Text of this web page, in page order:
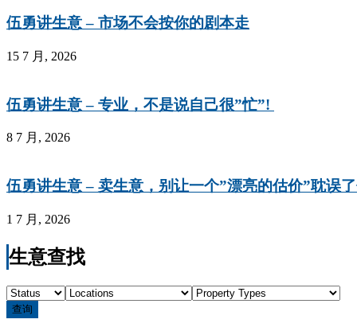
伍勇讲生意 – 市场不会按你的剧本走
15 7 月, 2026
伍勇讲生意 – 专业，不是说自己很”忙”!
8 7 月, 2026
伍勇讲生意 – 卖生意，别让一个”漂亮的估价”耽误
1 7 月, 2026
生意查找
查询